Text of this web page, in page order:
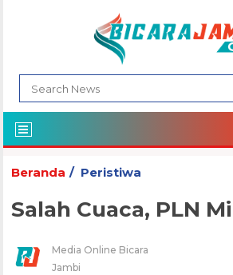
Beranda Peristiwa
Salah Cuaca, PLN
Media Online Bicara
Jambi